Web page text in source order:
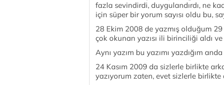
fazla sevindirdi, duygulandırdı, ne
için süper bir yorum sayısı oldu bu,
28 Ekim 2008 de yazmış olduğum
çok okunan yazısı ili birinciliği aldı
Aynı yazım bu yazımı yazdığım
24 Kasım 2009 da sizlerle birlikte
yazıyorum zaten, evet sizlerle birlikte